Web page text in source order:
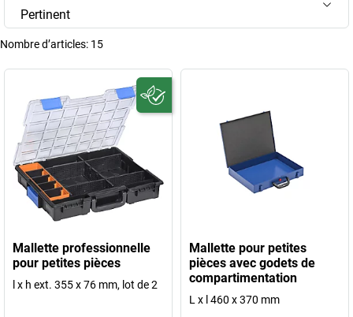
Pertinent
Nombre d’articles: 15
Mallette professionnelle
pour petites pièces
l x h ext. 355 x 76 mm, lot de 2
Mallette pour petites
pièces avec godets de
compartimentation
L x l 460 x 370 mm